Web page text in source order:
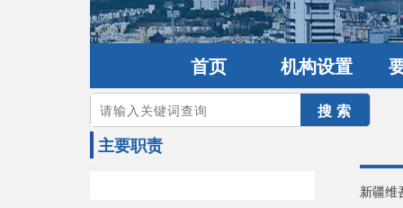
首页 机构设置
您的当前位置：首页>机构设置
主要职责
新疆维